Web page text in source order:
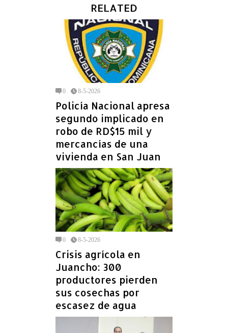
RELATED
0 8-5-2026
Policía Nacional apresa
segundo implicado en
robo de RD$15 mil y
mercancías de una
vivienda en San Juan
0 8-5-2026
Crisis agrícola en
Juancho: 300
productores pierden
sus cosechas por
escasez de agua